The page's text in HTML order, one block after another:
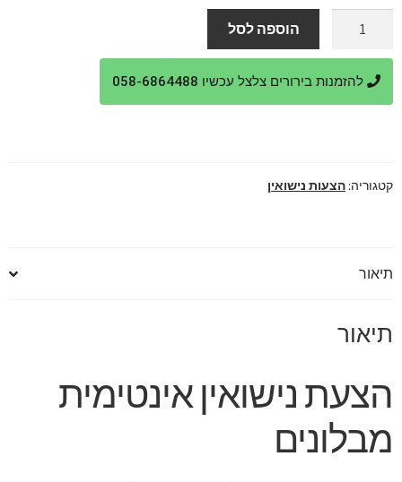
היה:
₪1,200.
הוא:
₪950.
הצעת
נישואין
אינטימית
הוספה לסל
להזמנות בירורים צלצל עכשיו 058-6864488
קטגוריה: הצעות נישואין
תיאור
תיאור
הצעת נישואין אינטימית
מבלונים